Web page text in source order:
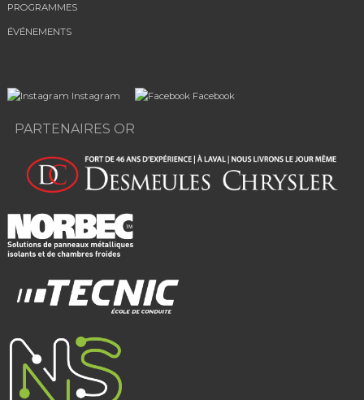
PROGRAMMES
ÉVÉNEMENTS
Instagram Facebook
PARTENAIRES OR